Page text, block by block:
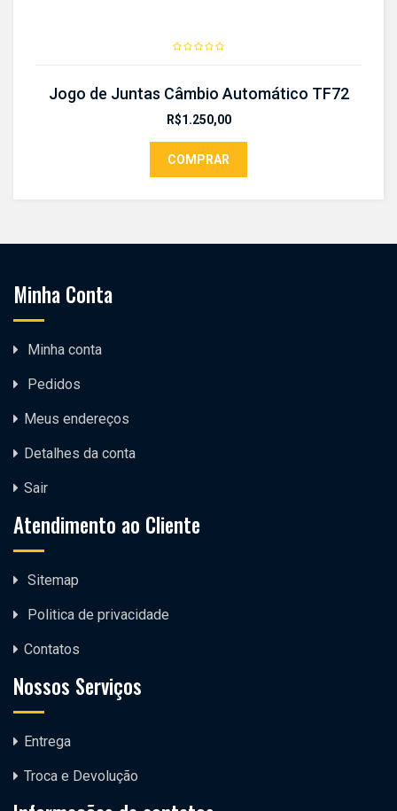
Jogo de Juntas Câmbio Automático TF72
R$1.250,00
COMPRAR
Minha Conta
Minha conta
Pedidos
Meus endereços
Detalhes da conta
Sair
Atendimento ao Cliente
Sitemap
Politica de privacidade
Contatos
Nossos Serviços
Entrega
Troca e Devolução